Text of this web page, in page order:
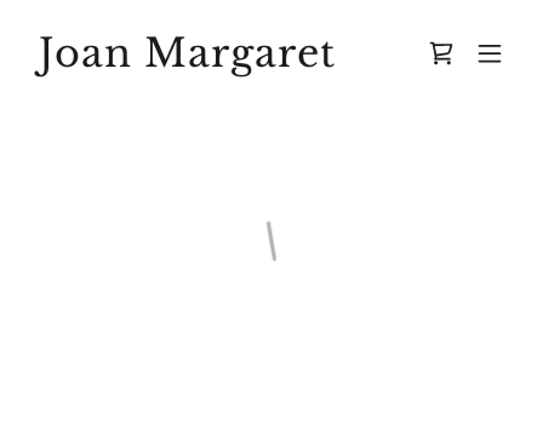
Joan Margaret